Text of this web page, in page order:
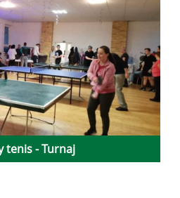
tenis - Turnaj